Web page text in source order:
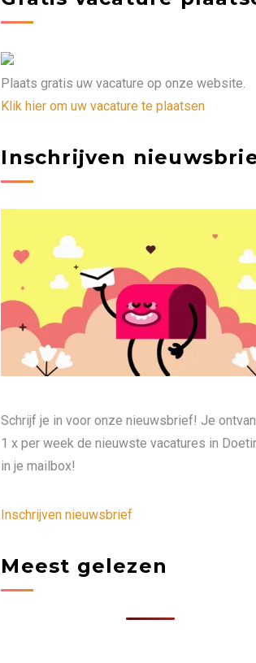
Plaats gratis uw vacature op onze website.
Klik hier om uw vacature te plaatsen
Inschrijven
Schrijf je in voor onze nieuwsbrief! Je
1 x per week de nieuwste vacatures in
in je mailbox!
Inschrijven nieuwsbrief
Meest gelezen